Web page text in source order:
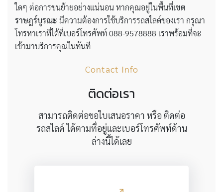
ใดๆ ต่อการขนย้ายอย่างแน่นอน หากคุณอยู่ในพื้นที่เขต
ราษฎร์บูรณะ มีความต้องการใช้บริการรถสไลด์ของเรา กรุณา
โทรหาเราที่ได้ที่เบอร์โทรศัพท์ 088-9578888 เราพร้อมที่จะ
เข้ามาบริการคุณในทันที
Contact Info
ติดต่อเรา
สามารถติดต่อขอใบเสนอราคา หรือ ติดต่อ
รถสไลด์ ได้ตามที่อยู่และเบอร์โทรศัพท์ด้าน
ล่างนี้ได้เลย